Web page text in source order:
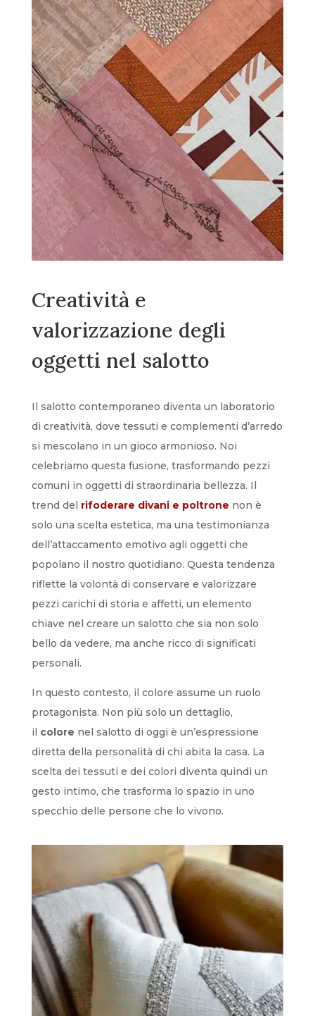
Creatività e
valorizzazione degli
oggetti nel salotto
Il salotto contemporaneo diventa un laboratorio
di creatività, dove tessuti e complementi d’arredo
si mescolano in un gioco armonioso. Noi
celebriamo questa fusione, trasformando pezzi
comuni in oggetti di straordinaria bellezza. Il
trend del rifoderare divani e poltrone non è
solo una scelta estetica, ma una testimonianza
dell’attaccamento emotivo agli oggetti che
popolano il nostro quotidiano. Questa tendenza
riflette la volontà di conservare e valorizzare
pezzi carichi di storia e affetti, un elemento
chiave nel creare un salotto che sia non solo
bello da vedere, ma anche ricco di significati
personali.
In questo contesto, il colore assume un ruolo
protagonista. Non più solo un dettaglio,
il colore nel salotto di oggi è un’espressione
diretta della personalità di chi abita la casa. La
scelta dei tessuti e dei colori diventa quindi un
gesto intimo, che trasforma lo spazio in uno
specchio delle persone che lo vivono.